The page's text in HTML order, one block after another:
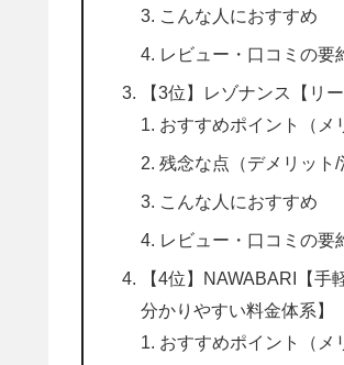
こんな人におすすめ
レビュー・口コミの要
【3位】レゾナンス【リ
おすすめポイント（メ
残念な点（デメリット/
こんな人におすすめ
レビュー・口コミの要
【4位】NAWABARI【
分かりやすい料金体系】
おすすめポイント（メ